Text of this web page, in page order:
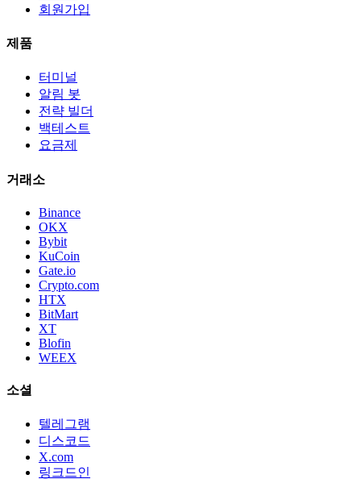
회원가입
제품
터미널
알림 봇
전략 빌더
백테스트
요금제
거래소
Binance
OKX
Bybit
KuCoin
Gate.io
Crypto.com
HTX
BitMart
XT
Blofin
WEEX
소셜
텔레그램
디스코드
X.com
링크드인